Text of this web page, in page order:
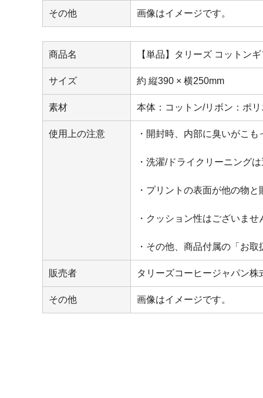
その他 画像はイメージです。
商品名 【単品】タリーズ コットン
サイズ 約 縦390 × 横250mm
素材 本体：コットン/リボン：ポ
使用上の注意 ・開封時、内部に臭いがこ
・洗濯/ドライクリーニング
・プリントの表面が他の物
・クッション性はございま
・その他、商品付属の「お
販売者 タリーズコーヒージャパン株
その他 画像はイメージです。